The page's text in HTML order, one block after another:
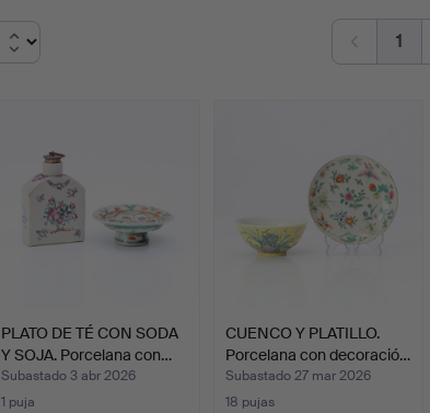
1
PLATO DE TÉ CON SODA
Y SOJA. Porcelana con…
Subastado 3 abr 2026
1 puja
CUENCO Y PLATILLO.
Porcelana con decoració…
Subastado 27 mar 2026
18 pujas